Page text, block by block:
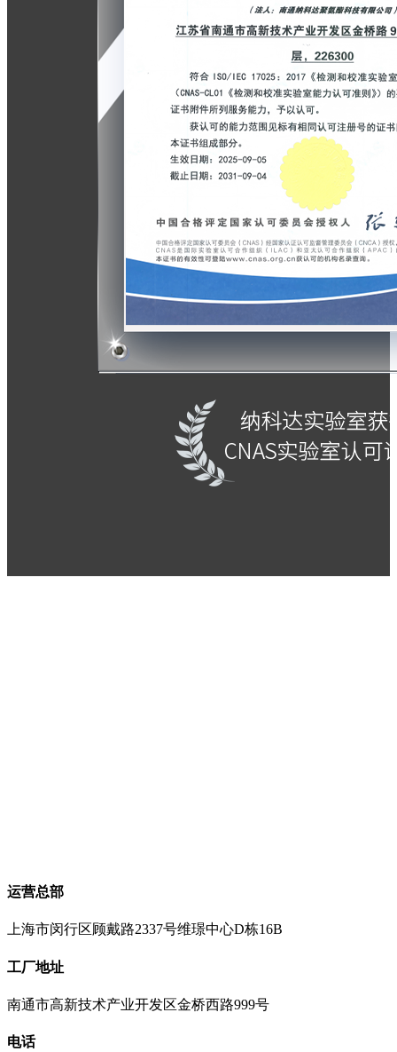
运营总部
上海市闵行区顾戴路2337号维璟中心D栋16B
工厂地址
南通市高新技术产业开发区金桥西路999号
电话